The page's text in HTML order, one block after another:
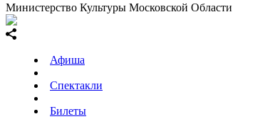
Министерство Культуры Московской Области
Афиша
Спектакли
Билеты